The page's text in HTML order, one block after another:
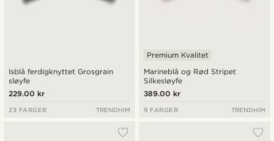
Isblå ferdigknyttet Grosgrain
sløyfe
229.00 kr
23 FARGER TRENDHIM
Marineblå og Rød Stripet
Silkesløyfe
Premium Kvalitet
389.00 kr
9 FARGER TRENDHIM